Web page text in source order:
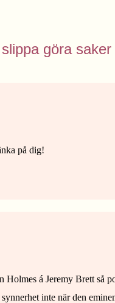
göra
på dig!
Holmes á Jeremy Brett
inte när den